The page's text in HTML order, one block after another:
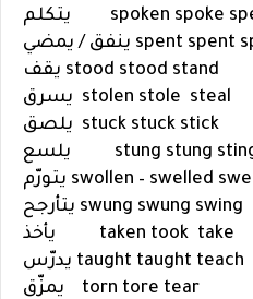
spoken spoke
يتكلم
spent spent
ينفق / يمضي
stood stood stand
يقف
stolen stole steal
يسرق
stuck stuck stick
يلصق
stung stung
يلسع
swollen – swelled يتورّم
swung swung swing
يتأرجح
taken took take
يأخذ
taught taught teach
يدرّس
torn tore tear
يمزّق